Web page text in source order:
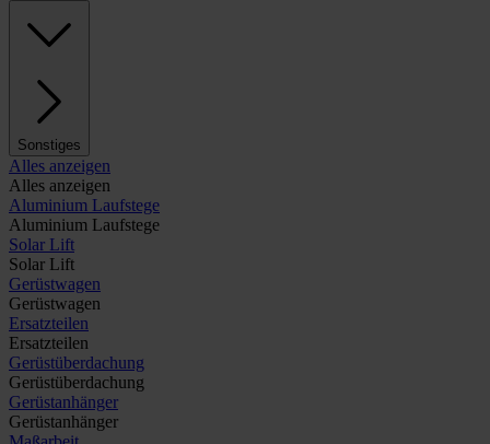
Sonstiges
Alles anzeigen
Alles anzeigen
Aluminium Laufstege
Aluminium Laufstege
Solar Lift
Solar Lift
Gerüstwagen
Gerüstwagen
Ersatzteilen
Ersatzteilen
Gerüstüberdachung
Gerüstüberdachung
Gerüstanhänger
Gerüstanhänger